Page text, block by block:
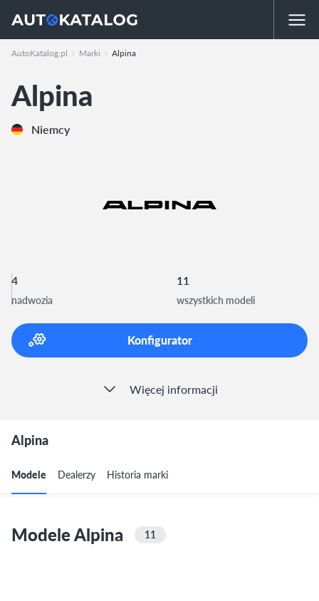
AutoKatalog.pl Marki Alpina
Alpina
Niemcy
4
nadwozia
11
wszystkich modeli
Konfigurator
Więcej informacji
Alpina
Modele Dealerzy Historia marki
Modele Alpina 11